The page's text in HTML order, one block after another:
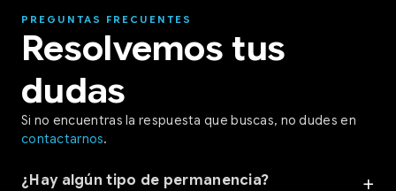
PREGUNTAS FRECUENTES
Resolvemos tus
dudas
Si no encuentras la respuesta que buscas, no dudes en
contactarnos.
¿Hay algún tipo de permanencia?